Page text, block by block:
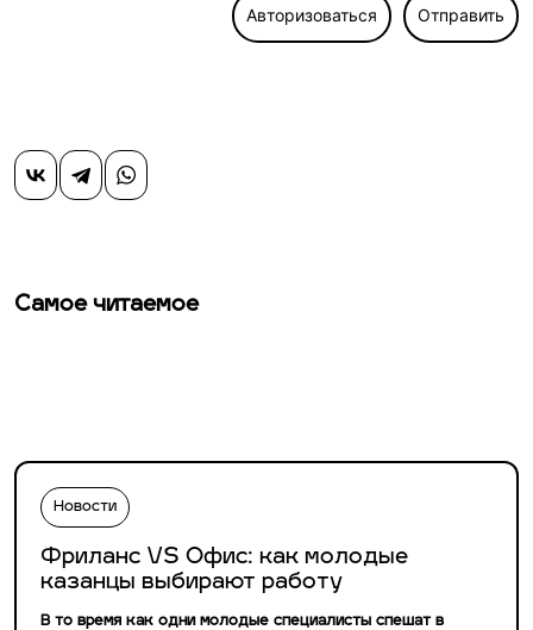
Авторизоваться Отправить
Самое читаемое
Новости
Фриланс VS Офис: как молодые
казанцы выбирают работу
В то время как одни молодые специалисты спешат в